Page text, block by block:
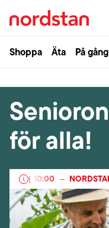
Shoppa Äta På gång
för alla!
|
— 10:00 —